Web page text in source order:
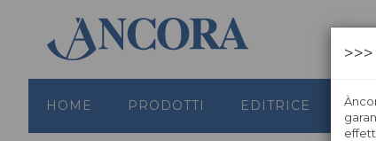
HOME PRODOTTI EDITRICE